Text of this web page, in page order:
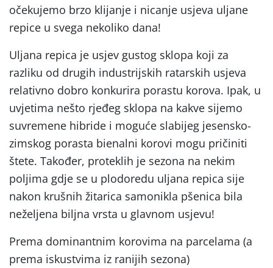
očekujemo brzo klijanje i nicanje usjeva uljane
repice u svega nekoliko dana!
Uljana repica je usjev gustog sklopa koji za
razliku od drugih industrijskih ratarskih usjeva
relativno dobro konkurira porastu korova. Ipak, u
uvjetima nešto rjeđeg sklopa na kakve sijemo
suvremene hibride i moguće slabijeg jesensko-
zimskog porasta bienalni korovi mogu pričiniti
štete. Također, proteklih je sezona na nekim
poljima gdje se u plodoredu uljana repica sije
nakon krušnih žitarica samonikla pšenica bila
neželjena biljna vrsta u glavnom usjevu!
Prema dominantnim korovima na parcelama (a
prema iskustvima iz ranijih sezona)